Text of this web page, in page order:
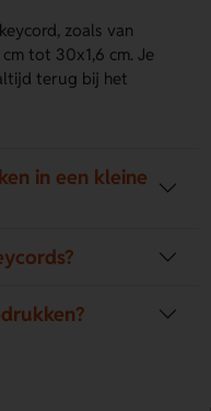
zoals van
tot 30x1,6 cm. Je
terug bij het
in een kleine